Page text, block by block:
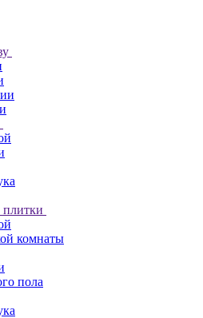
комнаты
пола